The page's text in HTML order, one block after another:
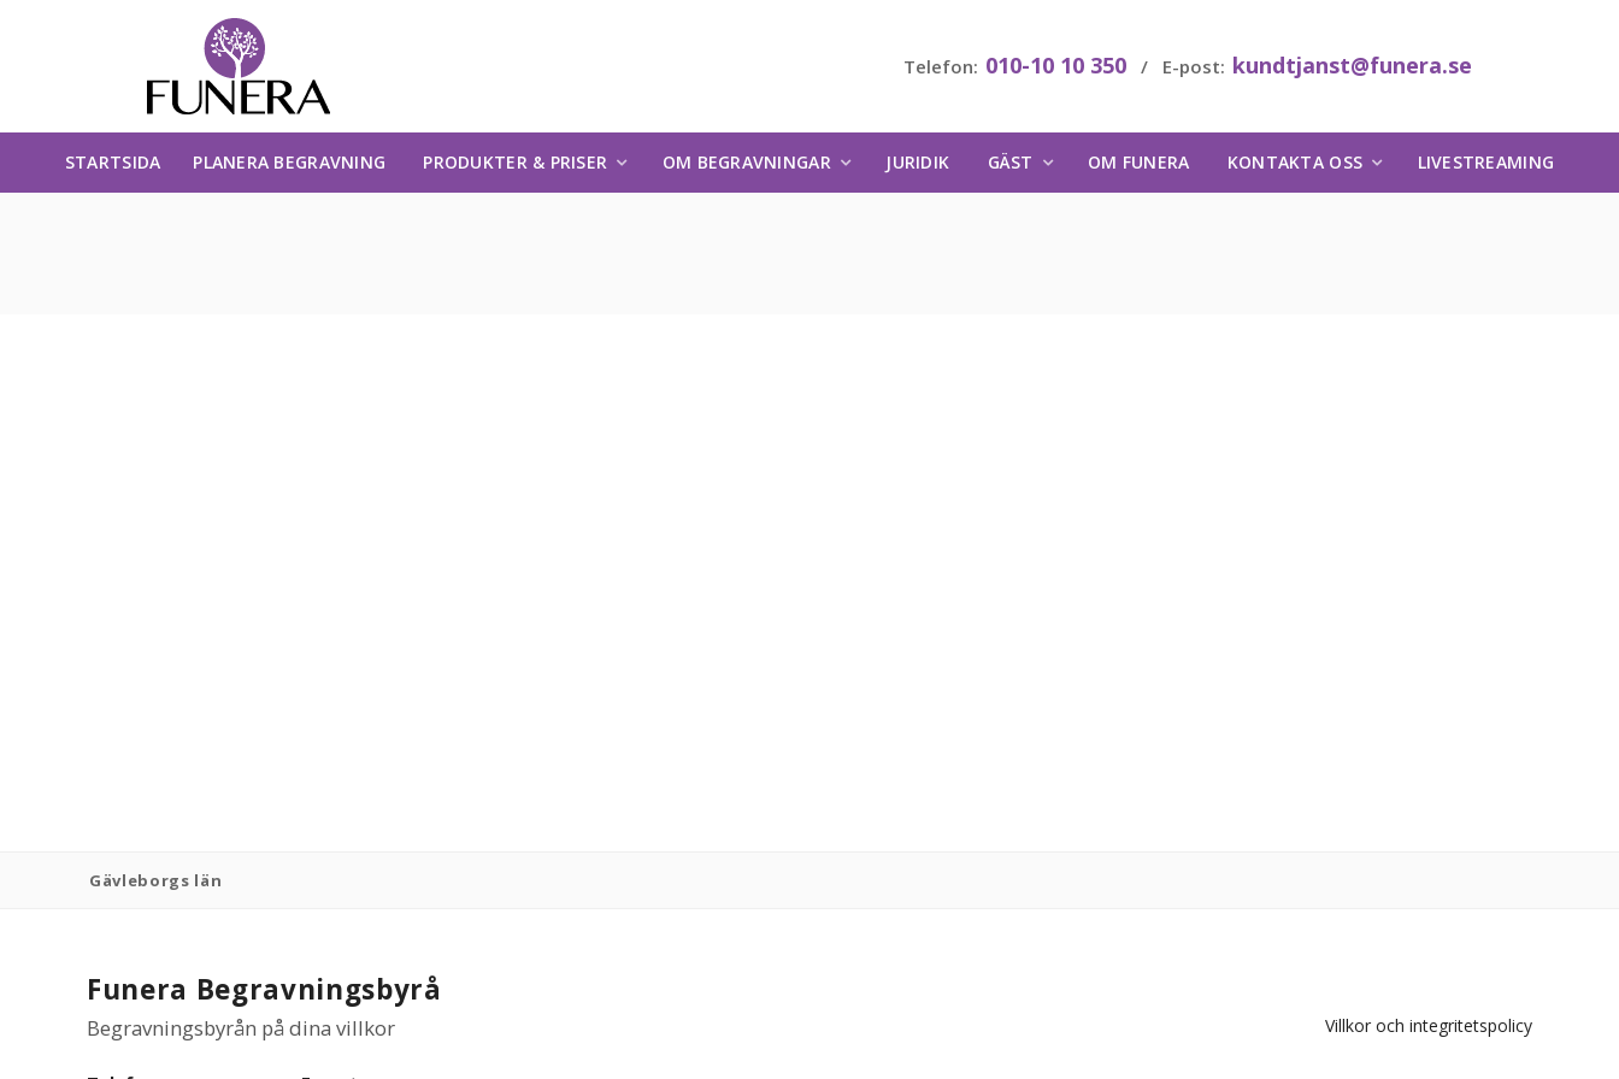
Telefon: 010-10 10 350 / E-post: kundtjanst@funera.se
STARTSIDA PLANERA BEGRAVNING PRODUKTER & PRISER OM BEGRAVNINGAR JURIDIK GÄST OM FUNERA KONTAKTA OSS LIVESTREAMING
Gävleborgs län
Funera Begravningsbyrå
Begravningsbyrån på dina villkor Villkor och integritetspolicy